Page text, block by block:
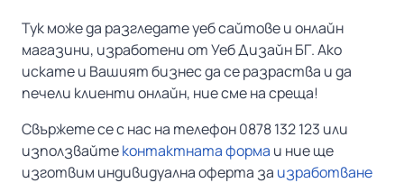
Тук може да разгледате уеб сайтове и онлайн
магазини, изработени от Уеб Дизайн БГ. Ако
искате и Вашият бизнес да се разраства и да
печели клиенти онлайн, ние сме на среща!
Свържете се с нас на телефон 0878 132 123 или
използвайтеконтактната форма и ние ще
изготвим индивидуална оферта за изработване